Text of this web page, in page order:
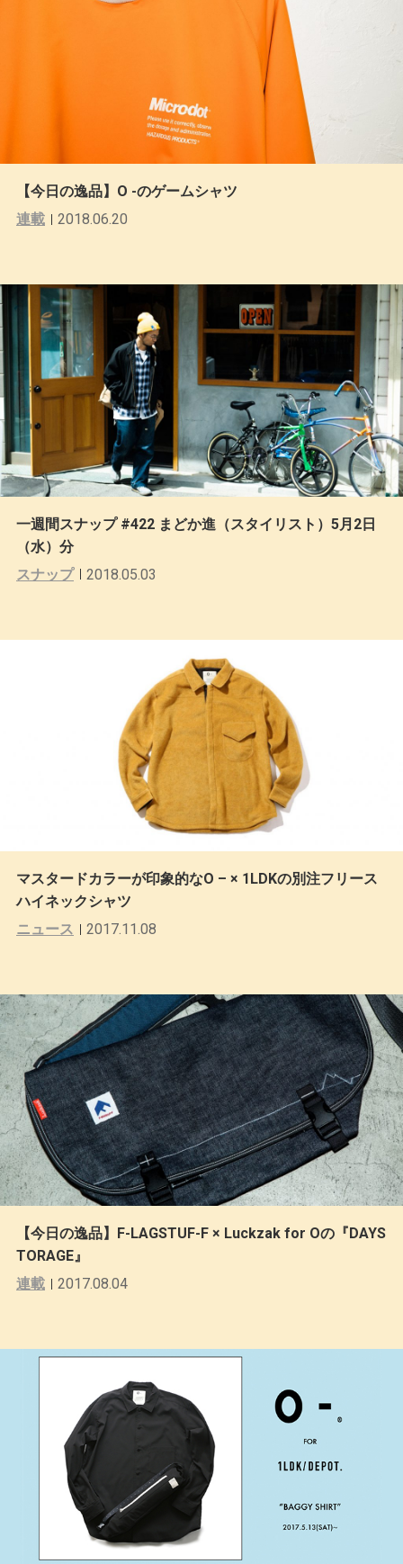
【今日の逸品】O -のゲームシャツ
連載
2018.06.20
一週間スナップ #422 まどか進（スタイリスト）5月2日
（水）分
スナップ
2018.05.03
マスタードカラーが印象的なO – × 1LDKの別注フリース
ハイネックシャツ
ニュース
2017.11.08
【今日の逸品】F-LAGSTUF-F × Luckzak for Oの『DAYS
TORAGE』
連載
2017.08.04